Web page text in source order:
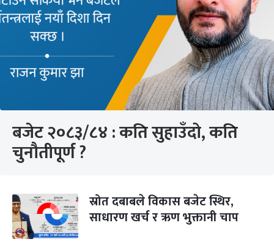
बजेट २०८३/८४ : कति सुहाउँदो, कति
चुनौतीपूर्ण ?
स्रोत दबाबले विकास बजेट स्थिर,
साधारण खर्च र ऋण भुक्तानी चाप